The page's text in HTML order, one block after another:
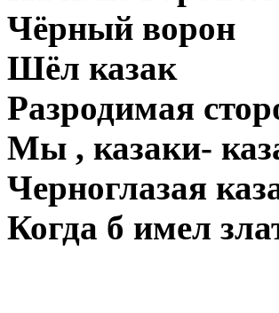
Чёрный ворон
Шёл казак
Разродимая
Мы , казаки-
Черноглазая
Когда б имел